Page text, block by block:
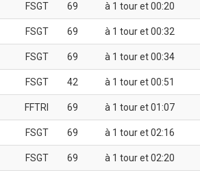
FSGT 69 à 1 tour et 00:20
FSGT 69 à 1 tour et 00:32
FSGT 69 à 1 tour et 00:34
FSGT 42 à 1 tour et 00:51
FFTRI 69 à 1 tour et 01:07
FSGT 69 à 1 tour et 02:16
FSGT 69 à 1 tour et 02:20